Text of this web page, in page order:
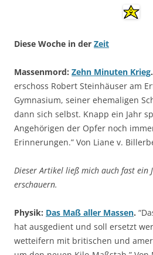
Diese Woche in der Zeit
Massenmord: Zehn Minuten Krieg.
erschoss Robert Steinhäuser am
Gymnasium, seiner ehemaligen
dann sich selbst. Knapp ein Jahr
Angehörigen der Opfer noch
Erinnerungen.” Von Liane v.
Dieser Artikel ließ mich auch fast ein
erschauern.
Physik: Das Maß aller Massen.
hat ausgedient und soll ersetzt
wetteifern mit britischen und